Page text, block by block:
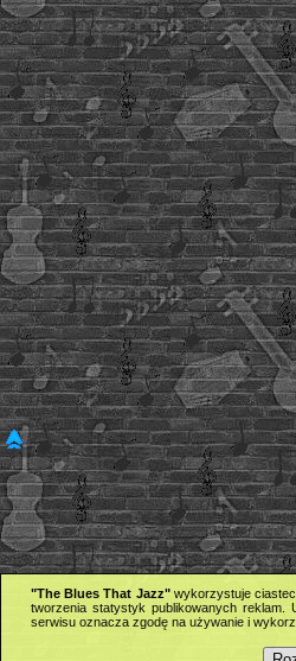
"The Blues That Jazz"wykorzystuje
tworzenia statystyk publikowanych reklam.
serwisu oznacza zgodę na używanie i